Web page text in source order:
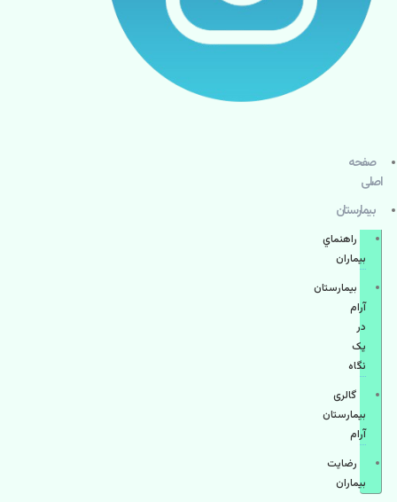
صفحه
اصلی
بيمارستان
راهنماي
بیماران
بیمارستان
آرام
در
یک
نگاه
گالری
بیمارستان
آرام
رضایت
بیماران